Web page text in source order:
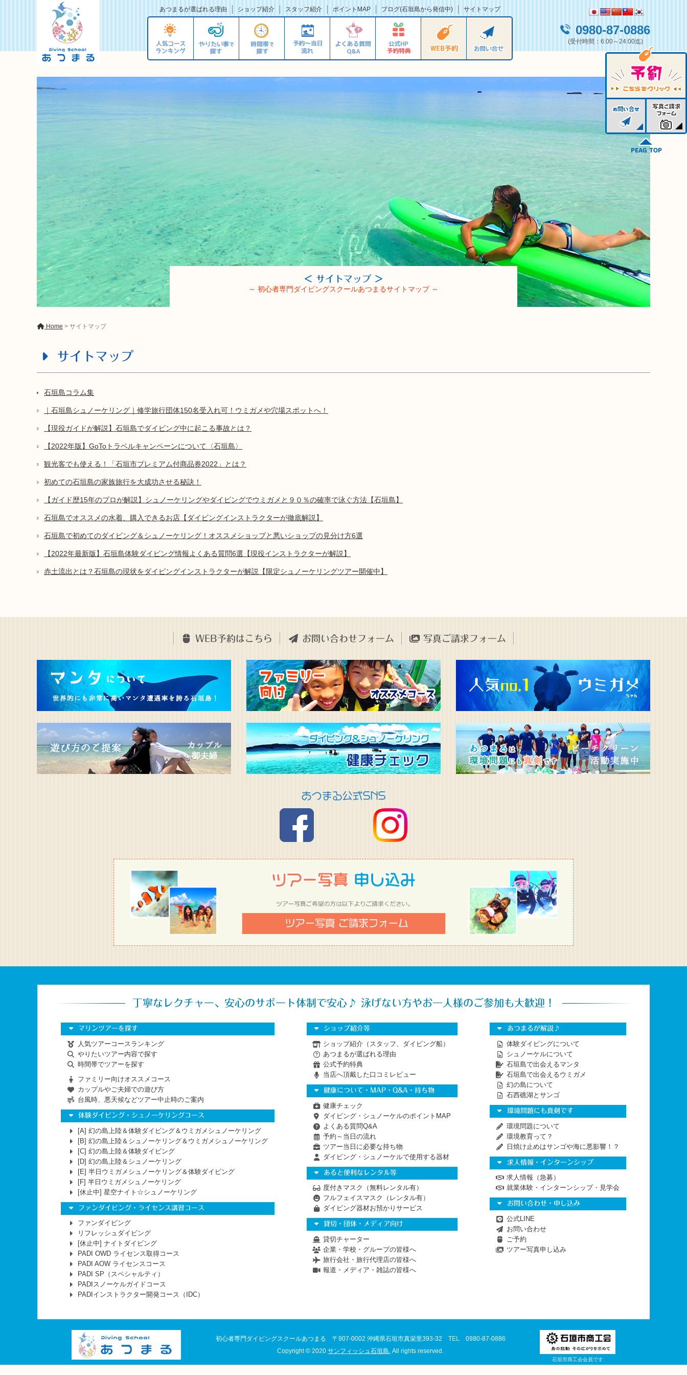
あつまるが選ばれる理由 ショップ紹介 スタッフ紹介 ポイントMAP ブログ(石垣島から発信中) サイトマップ
0980-87-0886
(受付時間：6:00～24:00迄)
Home > サイトマップ
＜ サイトマップ ＞
～ 初心者専門ダイビングスクールあつまるサイトマップ ～
サイトマップ
石垣島コラム集
｜石垣島シュノーケリング｜修学旅行団体150名受入れ可！ウミガメや穴場スポットへ！
【現役ガイドが解説】石垣島でダイビング中に起こる事故とは？
【2022年版】GoToトラベルキャンペーンについて〈石垣島〉
観光客でも使える！「石垣市プレミアム付商品券2022」とは？
初めての石垣島の家族旅行を大成功させる秘訣！
【ガイド歴15年のプロが解説】シュノーケリングやダイビングでウミガメと９０％の確率で泳ぐ方法【石垣島】
石垣島でオススメの水着、購入できるお店【ダイビングインストラクターが徹底解説】
石垣島で初めてのダイビング＆シュノーケリング！オススメショップと悪いショップの見分け方6選
【2022年最新版】石垣島体験ダイビング情報よくある質問6選【現役インストラクターが解説】
赤土流出とは？石垣島の現状をダイビングインストラクターが解説【限定シュノーケリングツアー開催中】
WEB予約はこちら お問い合わせフォーム 写真ご請求フォーム
丁寧なレクチャー、安心のサポート体制で安心♪ 泳げない方やお一人様のご参加も大歓迎！
マリンツアーを探す
人気ツアーコースランキング
やりたいツアー内容で探す
時間帯でツアーを探す
ファミリー向けオススメコース
カップルやご夫婦での遊び方
台風時、悪天候などツアー中止時のご案内
体験ダイビング・シュノーケリングコース
[A] 幻の島上陸＆体験ダイビング＆ウミガメシュノーケリング
[B] 幻の島上陸＆シュノーケリング＆ウミガメシュノーケリング
[C] 幻の島上陸＆体験ダイビング
[D] 幻の島上陸＆シュノーケリング
[E] 半日ウミガメシュノーケリング＆体験ダイビング
[F] 半日ウミガメシュノーケリング
[休止中] 星空ナイト☆シュノーケリング
ファンダイビング・ライセンス講習コース
ファンダイビング
リフレッシュダイビング
[休止中] ナイトダイビング
PADI OWD ライセンス取得コース
PADI AOW ライセンスコース
PADI SP（スペシャルティ）
PADIスノーケルガイドコース
PADIインストラクター開発コース（IDC）
ショップ紹介等
ショップ紹介（スタッフ、ダイビング船）
あつまるが選ばれる理由
公式予約特典
当店へ頂戴した口コミレビュー
健康について・MAP・Q&A・持ち物
健康チェック
ダイビング・シュノーケルのポイントMAP
よくある質問Q&A
予約～当日の流れ
ツアー当日に必要な持ち物
ダイビング・シュノーケルで使用する器材
あると便利なレンタル等
度付きマスク（無料レンタル有）
フルフェイスマスク（レンタル有）
ダイビング器材お預かりサービス
貸切・団体・メディア向け
貸切チャーター
企業・学校・グループの皆様へ
旅行会社・旅行代理店の皆様へ
報道・メディア・雑誌の皆様へ
あつまるが解説♪
体験ダイビングについて
シュノーケルについて
石垣島で出会えるマンタ
石垣島で出会えるウミガメ
幻の島について
石西礁湖とサンゴ
環境問題にも真剣です
環境問題について
環境教育って？
日焼け止めはサンゴや海に悪影響！？
求人情報・インターンシップ
求人情報（急募）
就業体験・インターンシップ・見学会
お問い合わせ・申し込み
公式LINE
お問い合わせ
ご予約
ツアー写真申し込み
初心者専門ダイビングスクールあつまる 〒907-0002 沖縄県石垣市真栄里393-32 TEL 0980-87-0886
Copyright © 2020 サンフィッシュ石垣島. All rights reserved.
石垣市商工会会員です